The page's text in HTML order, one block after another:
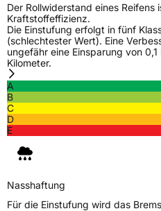
Der Rollwiderstand eines
Kraftstoffeffizienz.
Die Einstufung erfolgt in fünf
(schlechtester Wert). Eine
ungefähr eine Einsparung von
Kilometer.
A
B
C
D
E
Nasshaftung
Für die Einstufung wird das